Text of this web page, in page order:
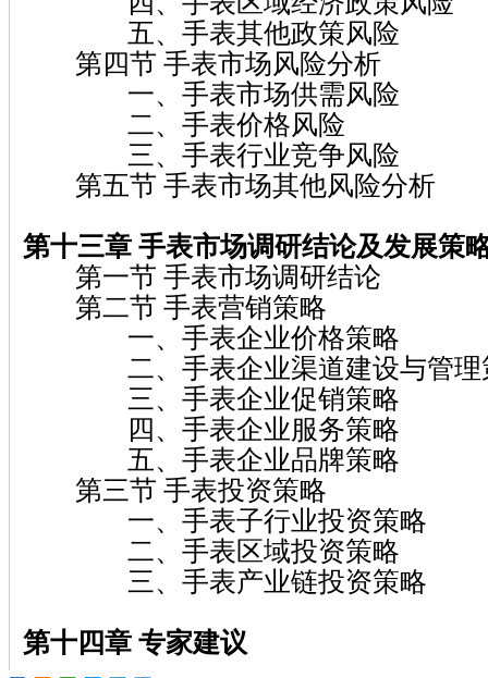
五、手表其他政策风险
第四节 手表市场风险分析
一、手表市场供需风险
二、手表价格风险
三、手表行业竞争风险
第五节 手表市场其他风险分析
第十三章 手表市场调研结论及发展策
第一节 手表市场调研结论
第二节 手表营销策略
一、手表企业价格策略
二、手表企业渠道建设与管理
三、手表企业促销策略
四、手表企业服务策略
五、手表企业品牌策略
第三节 手表投资策略
一、手表子行业投资策略
二、手表区域投资策略
三、手表产业链投资策略
第十四章 专家建议